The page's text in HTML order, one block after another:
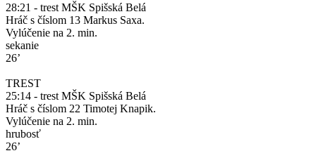
28:21 - trest MŠK Spišská Belá
Hráč s číslom 13 Markus Saxa.
Vylúčenie na 2. min.
sekanie
26’
TREST
25:14 - trest MŠK Spišská Belá
Hráč s číslom 22 Timotej Knapik.
Vylúčenie na 2. min.
hrubosť
26’